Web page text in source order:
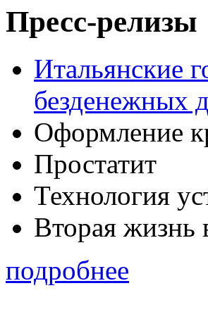
Пресс-релизы
Итальянские
безденежных
Оформление
Простатит
Технология
Вторая жизнь
подробнее